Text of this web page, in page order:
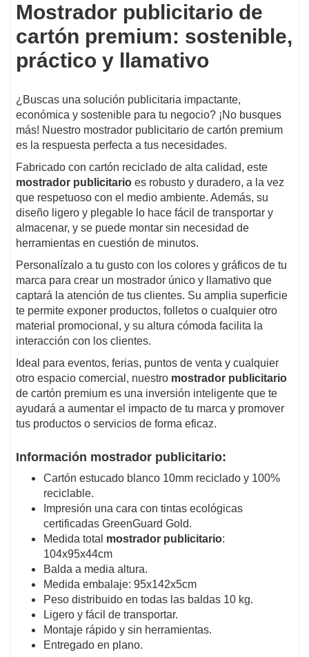
Mostrador publicitario de
cartón premium: sostenible,
práctico y llamativo
¿Buscas una solución publicitaria impactante,
económica y sostenible para tu negocio? ¡No busques
más! Nuestro mostrador publicitario de cartón premium
es la respuesta perfecta a tus necesidades.
Fabricado con cartón reciclado de alta calidad, este
mostrador publicitario es robusto y duradero, a la vez
que respetuoso con el medio ambiente. Además, su
diseño ligero y plegable lo hace fácil de transportar y
almacenar, y se puede montar sin necesidad de
herramientas en cuestión de minutos.
Personalízalo a tu gusto con los colores y gráficos de tu
marca para crear un mostrador único y llamativo que
captará la atención de tus clientes. Su amplia superficie
te permite exponer productos, folletos o cualquier otro
material promocional, y su altura cómoda facilita la
interacción con los clientes.
Ideal para eventos, ferias, puntos de venta y cualquier
otro espacio comercial, nuestro mostrador publicitario
de cartón premium es una inversión inteligente que te
ayudará a aumentar el impacto de tu marca y promover
tus productos o servicios de forma eficaz.
Información mostrador publicitario:
Cartón estucado blanco 10mm reciclado y 100%
reciclable.
Impresión una cara con tintas ecológicas
certificadas GreenGuard Gold.
Medida total mostrador publicitario:
104x95x44cm
Balda a media altura.
Medida embalaje: 95x142x5cm
Peso distribuido en todas las baldas 10 kg.
Ligero y fácil de transportar.
Montaje rápido y sin herramientas.
Entregado en plano.